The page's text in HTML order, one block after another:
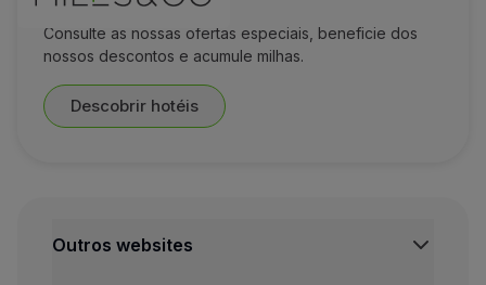
desejada
Consulte as nossas ofertas especiais, beneficie dos
nossos descontos e acumule milhas.
Descobrir hotéis
Outros websites